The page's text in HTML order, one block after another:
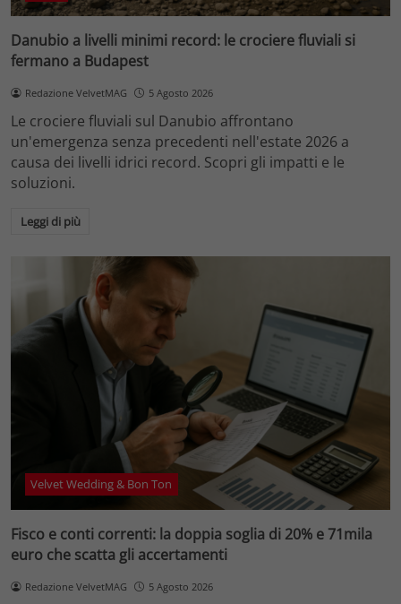
Danubio a livelli minimi record: le crociere fluviali si
fermano a Budapest
Redazione VelvetMAG 5 Agosto 2026
Le crociere fluviali sul Danubio affrontano
un'emergenza senza precedenti nell'estate 2026 a
causa dei livelli idrici record. Scopri gli impatti e le
soluzioni.
Leggi di più
Velvet Wedding & Bon Ton
Fisco e conti correnti: la doppia soglia di 20% e 71mila
euro che scatta gli accertamenti
Redazione VelvetMAG 5 Agosto 2026